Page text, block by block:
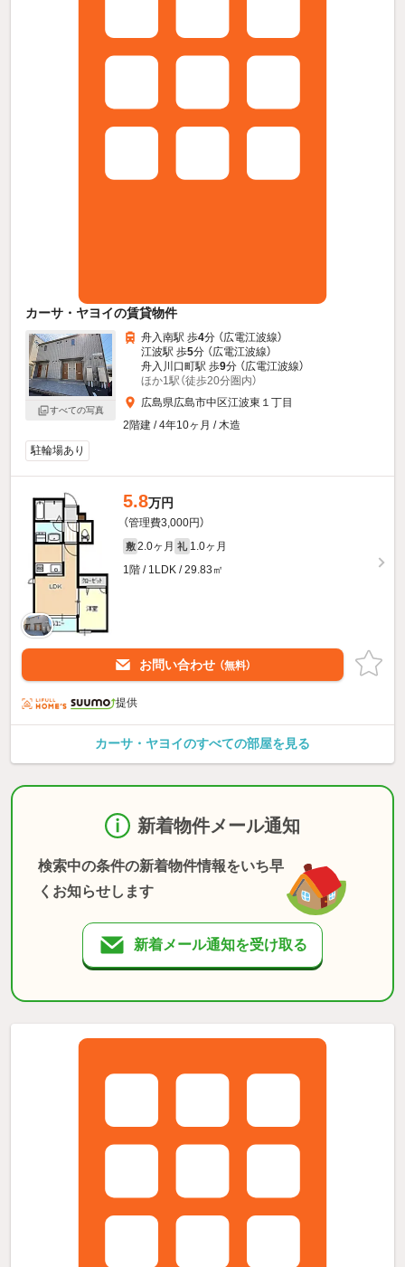
カーサ・ヤヨイの賃貸物件
すべての写真
舟入南駅 歩4分 （広電江波線）
江波駅 歩5分 （広電江波線）
舟入川口町駅 歩9分 （広電江波線）
ほか1駅（徒歩20分圏内）
広島県広島市中区江波東１丁目
2階建 / 4年10ヶ月 / 木造
駐輪場あり
5.8万円
（管理費3,000円）
敷 2.0ヶ月 礼 1.0ヶ月
1階 / 1LDK / 29.83㎡
お問い合わせ （無料）
提供
カーサ・ヤヨイのすべての部屋を見る
新着物件メール通知
検索中の条件の新着物件情報をいち早
くお知らせします
新着メール通知を受け取る